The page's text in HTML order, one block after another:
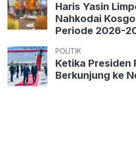
Haris Yasin
Nahkodai
Periode 2026-
POLITIK
Ketika Presiden
Berkunjung ke